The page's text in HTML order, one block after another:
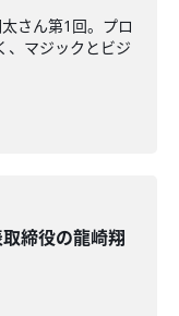
さん第1回。プロ
、マジックとビジ
締役の龍崎翔